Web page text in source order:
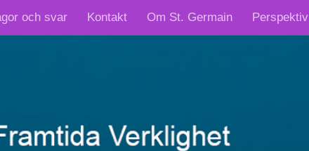
och svar Kontakt Om St. Germain Perspektiv